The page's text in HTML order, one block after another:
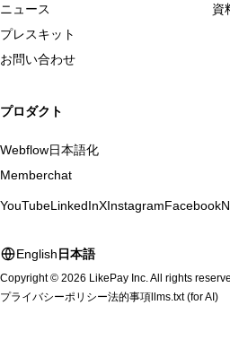
ニュース
プレスキット
お問い合わせ
資
プロダクト
Webflow日本語化
Memberchat
YouTubeLinkedInXInstagramFacebook
English 日本語
Copyright © 2026 LikePay Inc. All rights
プライバシーポリシー法的事項 llms.txt(for AI)